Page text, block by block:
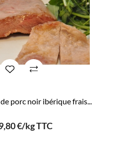
porc noir ibérique frais...
€/kg TTC